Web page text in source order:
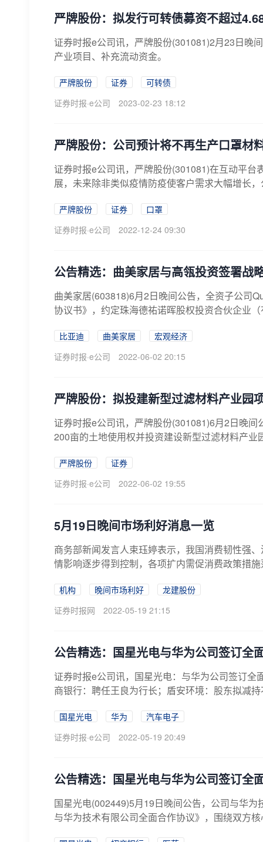
严牌股份：拟发行可转债募资不超过
证券时报e公司讯，严牌股份(301081)2月23日晚
产业项目、补充流动资金。
严牌股份 证券
可转债
证券时报·e公司
2023-02-23 18:12
严牌股份：公司预计将不再生产口罩材
证券时报e公司讯，严牌股份(301081)在互动平
展，未来除非类似疫情防疫使客户需求大幅增长
严牌股份 证券
口罩
证券时报·e公司
2022-12-24 09:30
公告精选：曲美家居与高瓴投资签署战
曲美家居(603818)6月2日晚间公告，全资子公司
协议书》，约定珠海德祐诺晖股权投资合伙企业
比亚迪 曲美家居
宏观经济
证券时报·e公司
2022-06-02 20:15
严牌股份：拟投建新型过滤材料产业园
证券时报e公司讯，严牌股份(301081)6月2日晚
200亩的土地使用权并投资建设新型过滤材料产
严牌股份
证券
证券时报·e公司
2022-06-02 19:55
5月19日晚间市场利好消息一览
商务部新闻发言人束珏婷表示，我国消费韧性强
情影响逐步得到控制，各项扩内需促消费政策措
机构 晚间市场利好
龙建股份
证券时报网
2022-05-19 21:15
公告精选：国星光电与华为公司签订全
证券时报e公司讯，国星光电：与华为公司签订
商银行：聘任王良为行长；盾安环境：股东拟减
国星光电 华为
汽车电子
证券时报·e公司
2022-05-19 20:49
公告精选：国星光电与华为公司签订全
国星光电(002449)5月19日晚间公告，公司与华
与华为技术有限公司全面合作协议》，围绕双方